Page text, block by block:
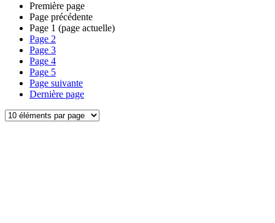
Première page
Page précédente
Page 1 (page actuelle)
Page 2
Page 3
Page 4
Page 5
Page suivante
Dernière page